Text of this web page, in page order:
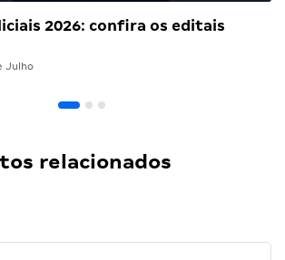
2026: confira os editais
Julho
relacionados